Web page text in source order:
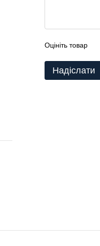
Оцініть товар
Надіслати